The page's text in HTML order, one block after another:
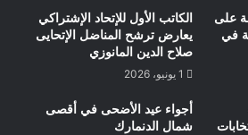
وحكومته التقرير على محمل الجد،
لمواجهة التحديات التي تم تحديدها.
منظمات مثل المجلس الفرنسي
لخلقه “شكوكًا دائمة” ضد المسلمين عمومًا،
على
في
الكاتب الأول للإتحاد الإشتراكي
يعارض ترشح المناضل الإتحايى
صلاح الدين المانوزي
1 يونيو، 2026
أجواء عيد الأضحى في أقصى
شمال الدنمارك